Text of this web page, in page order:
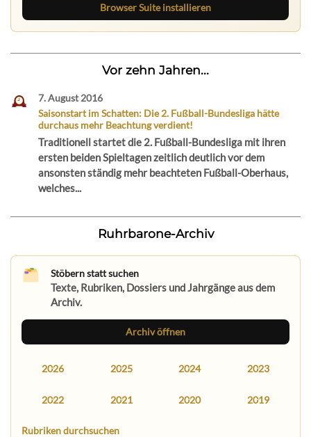
Browser Suite installieren
Vor zehn Jahren...
7. August 2016
Saisonstart im Schatten: Die 2. Fußball-Bundesliga hätte
durchaus mehr Beachtung verdient!
Traditionell startet die 2. Fußball-Bundesliga mit ihren
ersten beiden Spieltagen zeitlich deutlich vor dem
ansonsten ständig mehr beachteten Fußball-Oberhaus,
welches...
Ruhrbarone-Archiv
Stöbern statt suchen
Texte, Rubriken, Dossiers und Jahrgänge aus dem
Archiv.
Archiv öffnen
2026 2025 2024 2023
2022 2021 2020 2019
Rubriken durchsuchen